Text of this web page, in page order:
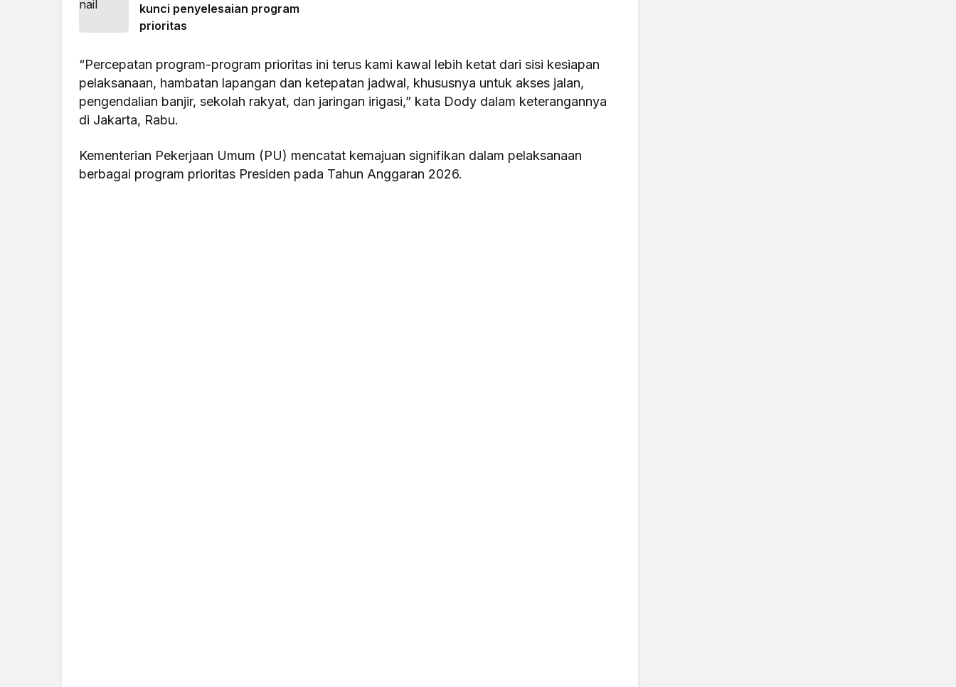
kunci penyelesaian program
prioritas
“Percepatan program-program prioritas ini terus kami kawal lebih ketat dari sisi kesiapan
pelaksanaan, hambatan lapangan dan ketepatan jadwal, khususnya untuk akses jalan,
pengendalian banjir, sekolah rakyat, dan jaringan irigasi,” kata Dody dalam keterangannya
di Jakarta, Rabu.
Kementerian Pekerjaan Umum (PU) mencatat kemajuan signifikan dalam pelaksanaan
berbagai program prioritas Presiden pada Tahun Anggaran 2026.